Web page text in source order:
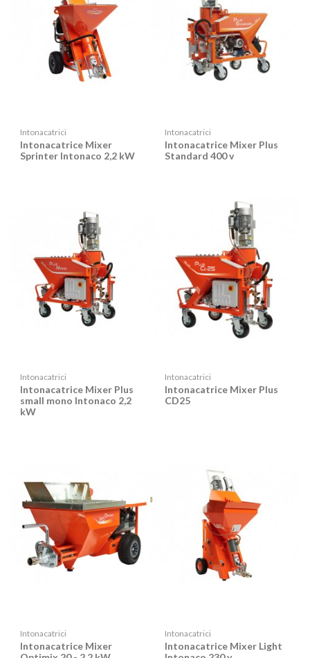
Intonacatrici
Intonacatrice Mixer
Sprinter Intonaco 2,2 kW
Intonacatrici
Intonacatrice Mixer Plus
Standard 400 v
Intonacatrici
Intonacatrice Mixer Plus
small mono Intonaco 2,2
kW
Intonacatrici
Intonacatrice Mixer Plus
CD25
Intonacatrici
Intonacatrice Mixer
Intonacatrici
Intonacatrice Mixer Light